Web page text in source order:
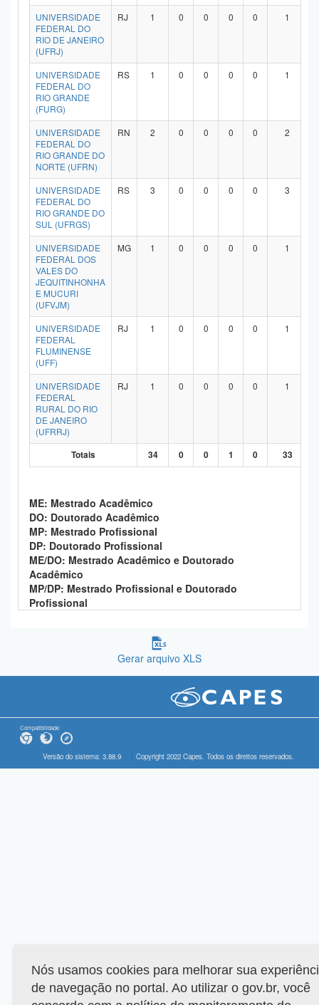
UNIVERSIDADE
FEDERAL DO
RIO DE JANEIRO
(UFRJ)
RJ 1 0 0 0 0 1
UNIVERSIDADE
FEDERAL DO
RIO GRANDE
(FURG)
RS 1 0 0 0 0 1
UNIVERSIDADE
FEDERAL DO
RIO GRANDE DO
NORTE (UFRN)
RN 2 0 0 0 0 2
UNIVERSIDADE
FEDERAL DO
RIO GRANDE DO
SUL (UFRGS)
RS 3 0 0 0 0 3
UNIVERSIDADE
FEDERAL DOS
VALES DO
JEQUITINHONHA
E MUCURI
(UFVJM)
MG 1 0 0 0 0 1
UNIVERSIDADE
FEDERAL
FLUMINENSE
(UFF)
RJ 1 0 0 0 0 1
UNIVERSIDADE
FEDERAL
RURAL DO RIO
DE JANEIRO
(UFRRJ)
RJ 1 0 0 0 0 1
Totais 34 0 0 1 0 33
ME: Mestrado Acadêmico
DO: Doutorado Acadêmico
MP: Mestrado Profissional
DP: Doutorado Profissional
ME/DO: Mestrado Acadêmico e Doutorado
Acadêmico
MP/DP: Mestrado Profissional e Doutorado
Profissional
Gerar arquivo XLS
Compatibilidade
Versão do sistema: 3.88.9 Copyright 2022 Capes. Todos os direitos reservados.
Nós usamos cookies para melhorar sua
de navegação no portal. Ao utilizar o gov.br, você